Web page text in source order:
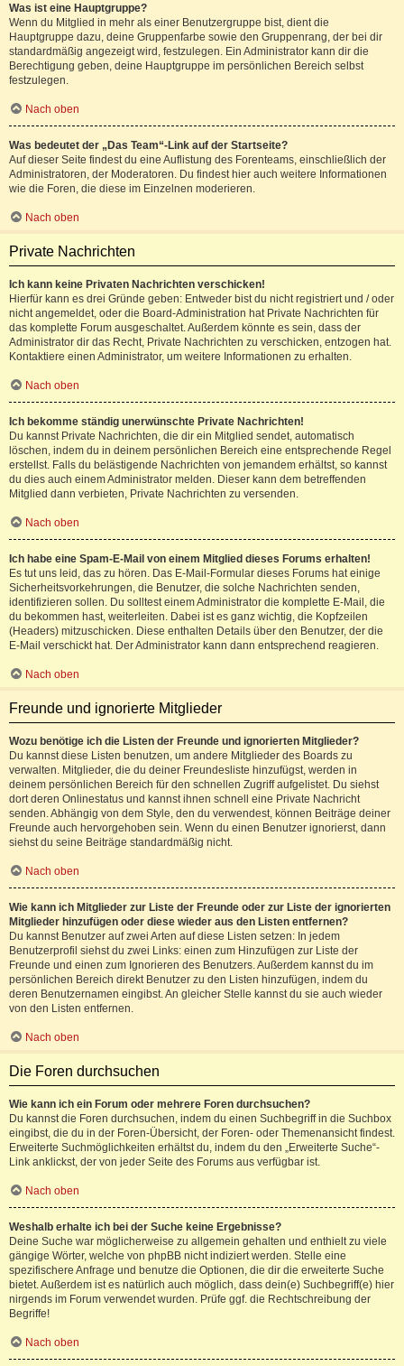
Was ist eine Hauptgruppe?
Wenn du Mitglied in mehr als einer Benutzergruppe bist, dient die
Hauptgruppe dazu, deine Gruppenfarbe sowie den Gruppenrang, der bei dir
standardmäßig angezeigt wird, festzulegen. Ein Administrator kann dir die
Berechtigung geben, deine Hauptgruppe im persönlichen Bereich selbst
festzulegen.
Nach oben
Was bedeutet der „Das Team“-Link auf der Startseite?
Auf dieser Seite findest du eine Auflistung des Forenteams, einschließlich der
Administratoren, der Moderatoren. Du findest hier auch weitere Informationen
wie die Foren, die diese im Einzelnen moderieren.
Nach oben
Private Nachrichten
Ich kann keine Privaten Nachrichten verschicken!
Hierfür kann es drei Gründe geben: Entweder bist du nicht registriert und / oder
nicht angemeldet, oder die Board-Administration hat Private Nachrichten für
das komplette Forum ausgeschaltet. Außerdem könnte es sein, dass der
Administrator dir das Recht, Private Nachrichten zu verschicken, entzogen hat.
Kontaktiere einen Administrator, um weitere Informationen zu erhalten.
Nach oben
Ich bekomme ständig unerwünschte Private Nachrichten!
Du kannst Private Nachrichten, die dir ein Mitglied sendet, automatisch
löschen, indem du in deinem persönlichen Bereich eine entsprechende Regel
erstellst. Falls du belästigende Nachrichten von jemandem erhältst, so kannst
du dies auch einem Administrator melden. Dieser kann dem betreffenden
Mitglied dann verbieten, Private Nachrichten zu versenden.
Nach oben
Ich habe eine Spam-E-Mail von einem Mitglied dieses Forums erhalten!
Es tut uns leid, das zu hören. Das E-Mail-Formular dieses Forums hat einige
Sicherheitsvorkehrungen, die Benutzer, die solche Nachrichten senden,
identifizieren sollen. Du solltest einem Administrator die komplette E-Mail, die
du bekommen hast, weiterleiten. Dabei ist es ganz wichtig, die Kopfzeilen
(Headers) mitzuschicken. Diese enthalten Details über den Benutzer, der die
E-Mail verschickt hat. Der Administrator kann dann entsprechend reagieren.
Nach oben
Freunde und ignorierte Mitglieder
Wozu benötige ich die Listen der Freunde und ignorierten Mitglieder?
Du kannst diese Listen benutzen, um andere Mitglieder des Boards zu
verwalten. Mitglieder, die du deiner Freundesliste hinzufügst, werden in
deinem persönlichen Bereich für den schnellen Zugriff aufgelistet. Du siehst
dort deren Onlinestatus und kannst ihnen schnell eine Private Nachricht
senden. Abhängig von dem Style, den du verwendest, können Beiträge deiner
Freunde auch hervorgehoben sein. Wenn du einen Benutzer ignorierst, dann
siehst du seine Beiträge standardmäßig nicht.
Nach oben
Wie kann ich Mitglieder zur Liste der Freunde oder zur Liste der ignorierten
Mitglieder hinzufügen oder diese wieder aus den Listen entfernen?
Du kannst Benutzer auf zwei Arten auf diese Listen setzen: In jedem
Benutzerprofil siehst du zwei Links: einen zum Hinzufügen zur Liste der
Freunde und einen zum Ignorieren des Benutzers. Außerdem kannst du im
persönlichen Bereich direkt Benutzer zu den Listen hinzufügen, indem du
deren Benutzernamen eingibst. An gleicher Stelle kannst du sie auch wieder
von den Listen entfernen.
Nach oben
Die Foren durchsuchen
Wie kann ich ein Forum oder mehrere Foren durchsuchen?
Du kannst die Foren durchsuchen, indem du einen Suchbegriff in die Suchbox
eingibst, die du in der Foren-Übersicht, der Foren- oder Themenansicht findest.
Erweiterte Suchmöglichkeiten erhältst du, indem du den „Erweiterte Suche“-
Link anklickst, der von jeder Seite des Forums aus verfügbar ist.
Nach oben
Weshalb erhalte ich bei der Suche keine Ergebnisse?
Deine Suche war möglicherweise zu allgemein gehalten und enthielt zu viele
gängige Wörter, welche von phpBB nicht indiziert werden. Stelle eine
spezifischere Anfrage und benutze die Optionen, die dir die erweiterte Suche
bietet. Außerdem ist es natürlich auch möglich, dass dein(e) Suchbegriff(e) hier
nirgends im Forum verwendet wurden. Prüfe ggf. die Rechtschreibung der
Begriffe!
Nach oben